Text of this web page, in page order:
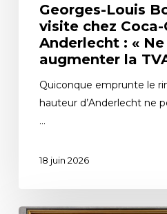
Georges-Louis
visite chez Coca-
Anderlecht : « Ne
augmenter la
Quiconque emprunte le
hauteur d’Anderlecht ne
…
18 juin 2026